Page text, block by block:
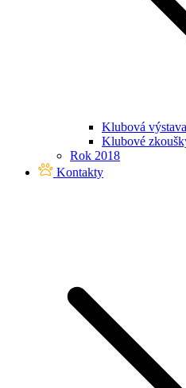
Klubová
Klubové
Rok 2018
Kontakty